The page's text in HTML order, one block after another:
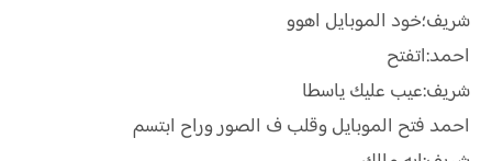
شريف؛خود الموبايل اهوو
احمد:اتفتح
شريف:عيب عليك ياسطا
احمد فتح الموبايل وقلب ف الصور وراح ابتسم